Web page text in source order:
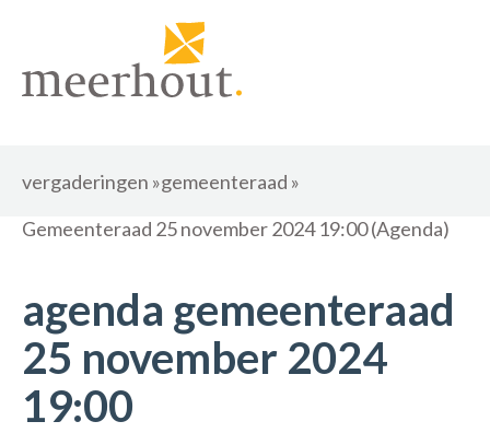
vergaderingen »gemeenteraad »
Gemeenteraad 25 november 2024 19:00 (Agenda)
agenda gemeenteraad
25 november 2024
19:00